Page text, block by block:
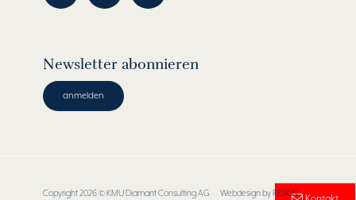
Newsletter abonnieren
anmelden
Copyright 2026 © KMU Diamant Consulting AG Webdesign byRESIGN.